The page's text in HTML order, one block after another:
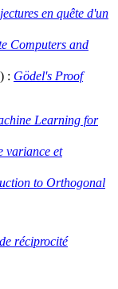
en quête d'un
Computers and
: Gödel's Proof
Learning for
variance et
to Orthogonal
réciprocité